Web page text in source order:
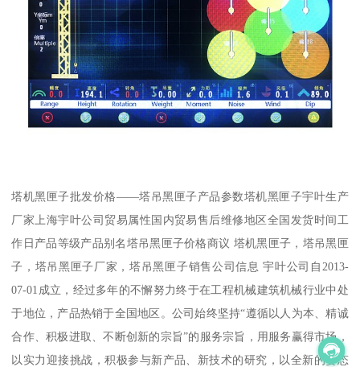
塔机黑匣子批发价格——塔吊黑匣子产品参数塔机黑匣子宇叶生产
厂家上海宇叶公司贸易属性国内贸易售后维修地区全国发货时间工
作日产品等级产品别名塔吊黑匣子价格商议 塔机黑匣子，塔吊黑匣
子，塔吊黑匣子厂家，塔吊黑匣子销售公司信息 宇叶公司自2013-
07-01成立，经过多年的不懈努力终于在工程机械建筑机械行业中处
于地位，产品热销于全国地区。公司始终坚持“遵循以人为本、精诚
合作、积极进取、不断创新的宗旨”的服务宗旨，用服务赢得市场，
以实力迎接挑战，积极参与新产品、新技术的研究，以全新的姿态